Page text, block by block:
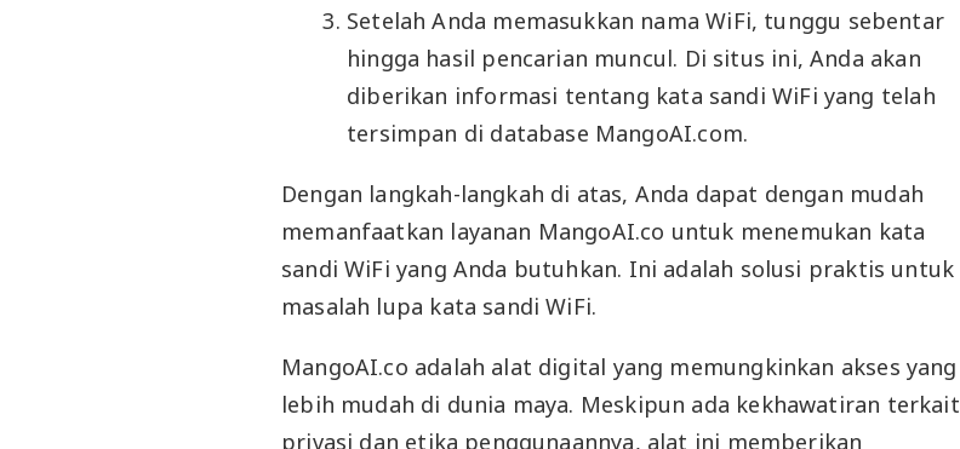
Setelah Anda memasukkan nama WiFi, tunggu sebentar
hingga hasil pencarian muncul. Di situs ini, Anda akan
diberikan informasi tentang kata sandi WiFi yang telah
tersimpan di database MangoAI.com.
Dengan langkah-langkah di atas, Anda dapat dengan mudah
memanfaatkan layanan MangoAI.co untuk menemukan kata
sandi WiFi yang Anda butuhkan. Ini adalah solusi praktis untuk
masalah lupa kata sandi WiFi.
MangoAI.co adalah alat digital yang memungkinkan akses yang
lebih mudah di dunia maya. Meskipun ada kekhawatiran terkait
privasi dan etika penggunaannya, alat ini memberikan